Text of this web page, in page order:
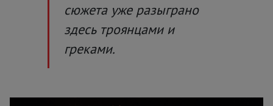
сюжета уже разыграно
здесь троянцами и
греками.